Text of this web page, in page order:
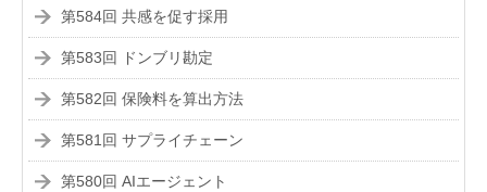
第584回 共感を促す採用
第583回 ドンブリ勘定
第582回 保険料を算出方法
第581回 サプライチェーン
第580回 AIエージェント